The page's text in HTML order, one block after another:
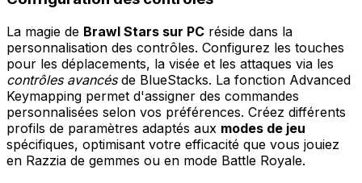
La magie de Brawl Stars sur PC réside dans la
personnalisation des contrôles. Configurez les touches
pour les déplacements, la visée et les attaques via les
contrôles avancésde BlueStacks. La fonction Advanced
Keymapping permet d'assigner des commandes
personnalisées selon vos préférences. Créez différents
profils de paramètres adaptés aux modes de jeu
spécifiques, optimisant votre efficacité que vous jouiez
en Razzia de gemmes ou en mode Battle Royale.